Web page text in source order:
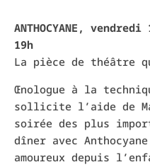
ANTHOCYANE,
19h
La pièce de
Œnologue à la
sollicite l’aide de
soirée des plus
dîner avec
amoureux depuis